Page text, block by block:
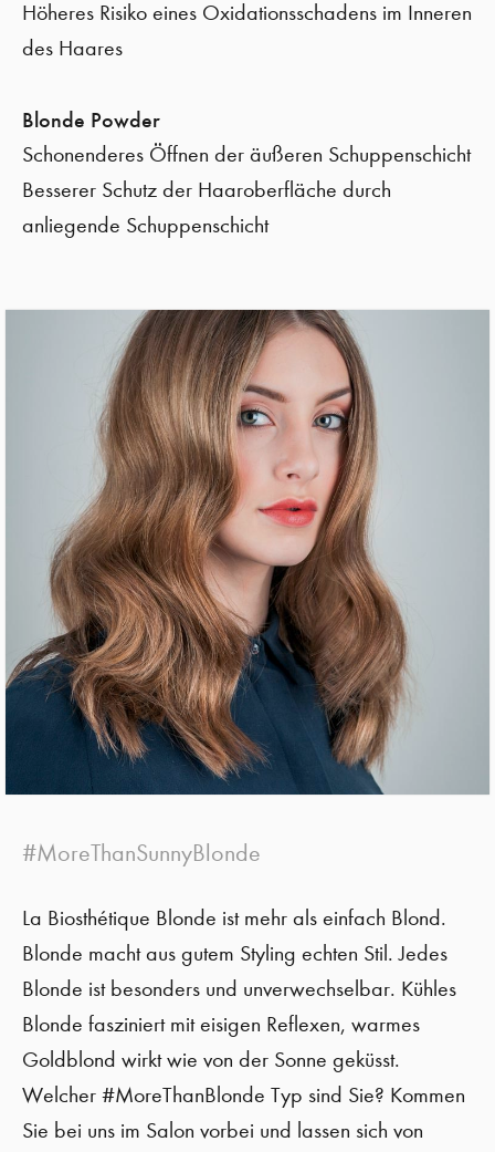
Höheres Risiko eines Oxidationsschadens im Inneren
des Haares
Blonde Powder
Schonenderes Öffnen der äußeren Schuppenschicht
Besserer Schutz der Haaroberfläche durch
anliegende Schuppenschicht
#MoreThanSunnyBlonde
La Biosthétique Blonde ist mehr als einfach Blond.
Blonde macht aus gutem Styling echten Stil. Jedes
Blonde ist besonders und unverwechselbar. Kühles
Blonde fasziniert mit eisigen Reflexen, warmes
Goldblond wirkt wie von der Sonne geküsst.
Welcher #MoreThanBlonde Typ sind Sie? Kommen
Sie bei uns im Salon vorbei und lassen sich von